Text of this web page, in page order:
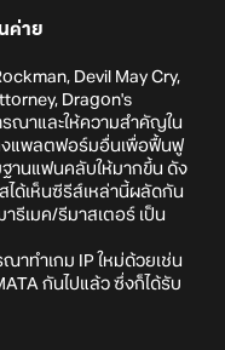
ค่าย
Devil May Cry,
Dragon's
ณาและให้ความสำคัญใน
งแพลตฟอร์มอื่นเพื่อฟื้นฟู
านแฟนคลับให้มากขึ้น ดัง
ได้เห็นซีรีส์เหล่านี้ผลัดกัน
รีเมค/รีมาสเตอร์ เป็น
าทำเกม IP ใหม่ด้วยเช่น
กันไปแล้ว ซึ่งก็ได้รับ